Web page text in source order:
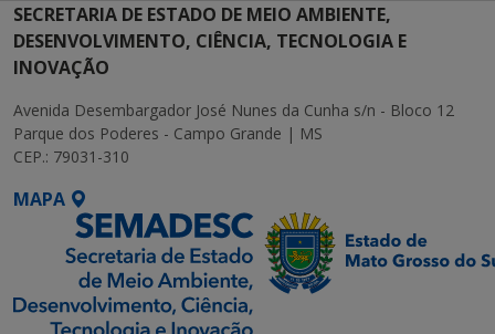
SECRETARIA DE ESTADO DE MEIO AMBIENTE,
DESENVOLVIMENTO, CIÊNCIA, TECNOLOGIA E
INOVAÇÃO
Avenida Desembargador José Nunes da Cunha s/n - Bloco 12
Parque dos Poderes - Campo Grande | MS
CEP.: 79031-310
MAPA